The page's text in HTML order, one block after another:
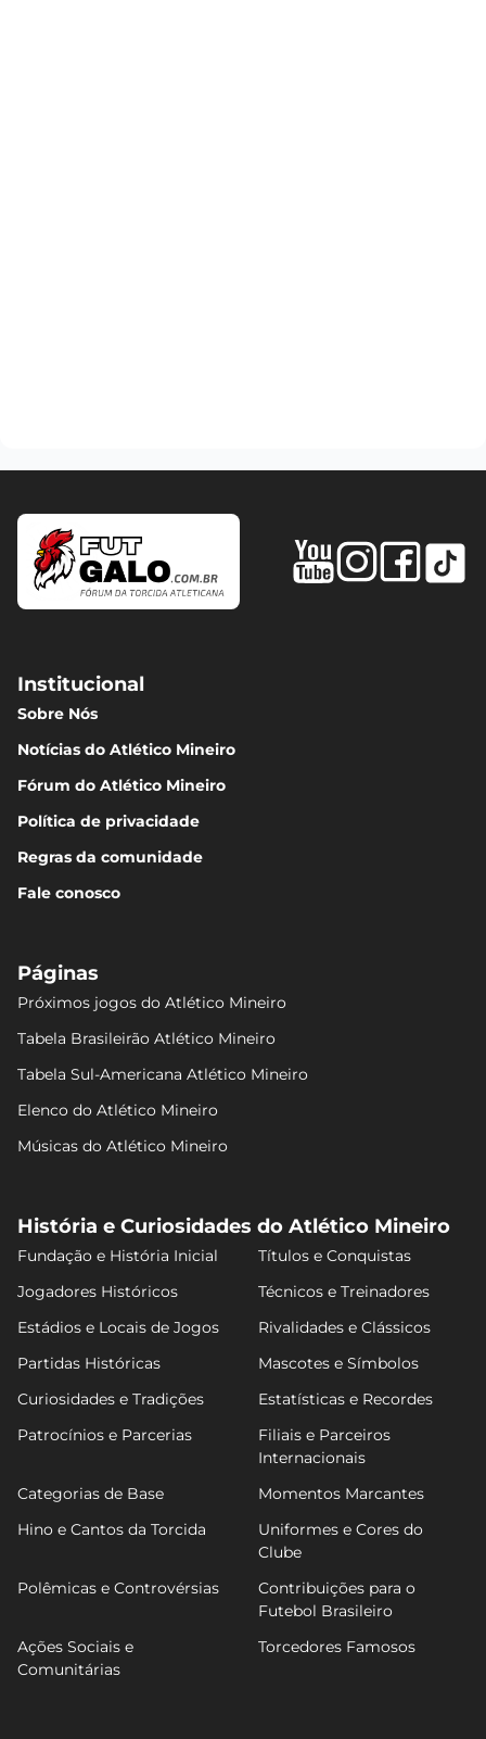
Institucional
Sobre Nós
Notícias do Atlético Mineiro
Fórum do Atlético Mineiro
Política de privacidade
Regras da comunidade
Fale conosco
Páginas
Próximos jogos do Atlético Mineiro
Tabela Brasileirão Atlético Mineiro
Tabela Sul-Americana Atlético Mineiro
Elenco do Atlético Mineiro
Músicas do Atlético Mineiro
História e Curiosidades do Atlético Mineiro
Fundação e História Inicial
Títulos e Conquistas
Jogadores Históricos
Técnicos e Treinadores
Estádios e Locais de Jogos
Rivalidades e Clássicos
Partidas Históricas
Mascotes e Símbolos
Curiosidades e Tradições
Estatísticas e Recordes
Patrocínios e Parcerias
Filiais e Parceiros
Internacionais
Categorias de Base
Momentos Marcantes
Hino e Cantos da Torcida
Uniformes e Cores do
Clube
Polêmicas e Controvérsias
Contribuições para o
Futebol Brasileiro
Ações Sociais e
Comunitárias
Torcedores Famosos